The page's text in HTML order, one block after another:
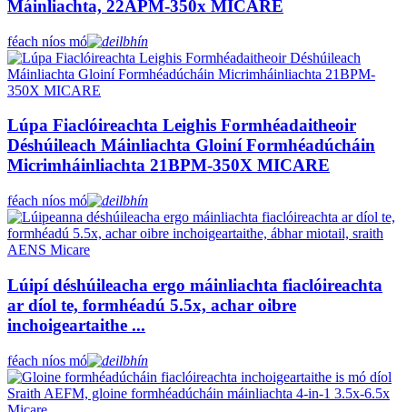
Máinliachta, 22APM-350x MICARE
féach níos mó
Lúpa Fiaclóireachta Leighis Formhéadaitheoir
Déshúileach Máinliachta Gloiní Formhéadúcháin
Micrimháinliachta 21BPM-350X MICARE
féach níos mó
Lúipí déshúileacha ergo máinliachta fiaclóireachta
ar díol te, formhéadú 5.5x, achar oibre
inchoigeartaithe ...
féach níos mó